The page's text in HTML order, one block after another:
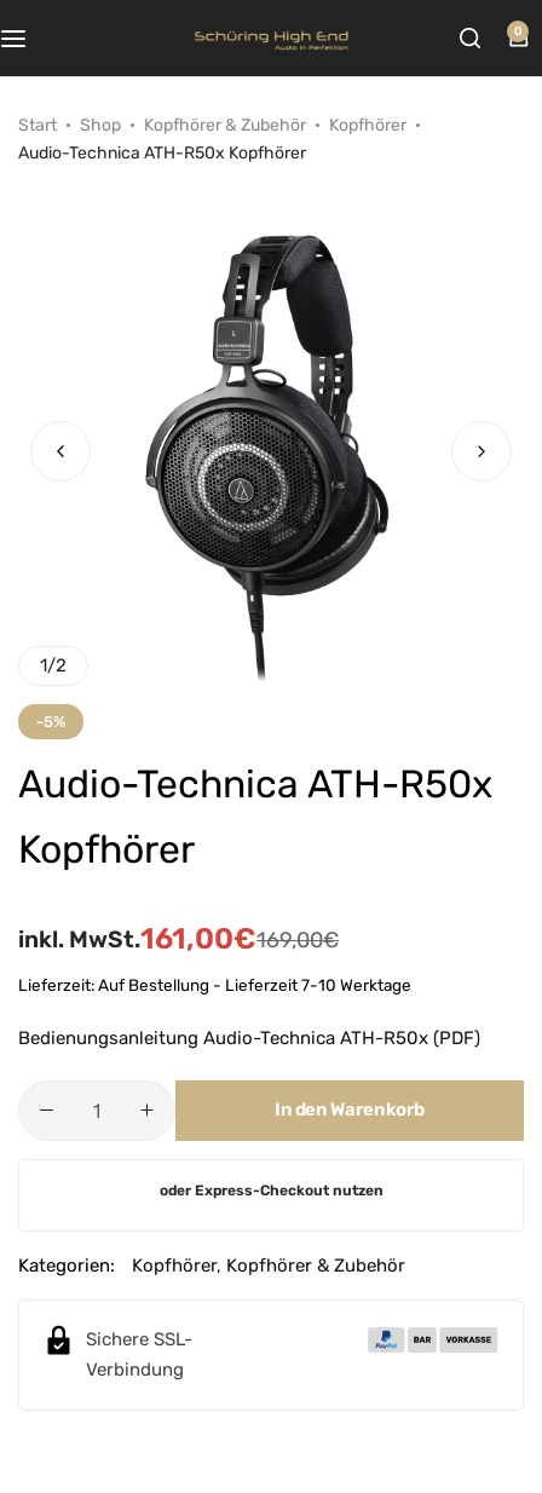
0
Start Shop Kopfhörer & Zubehör
Kopfhörer
Audio-Technica ATH-R50x Kopfhörer
1/2
-5%
Audio-Technica ATH-R50x
Kopfhörer
169,00€
161,00€
inkl. MwSt.
Lieferzeit:Auf Bestellung - Lieferzeit 7-10 Werktage
Bedienungsanleitung Audio-Technica ATH-R50x (PDF)
In den Warenkorb
e
oder Express-Checkout nutzen
Kategorien: Kopfhörer, Kopfhörer & Zubehör
Sichere SSL-
Verbindung